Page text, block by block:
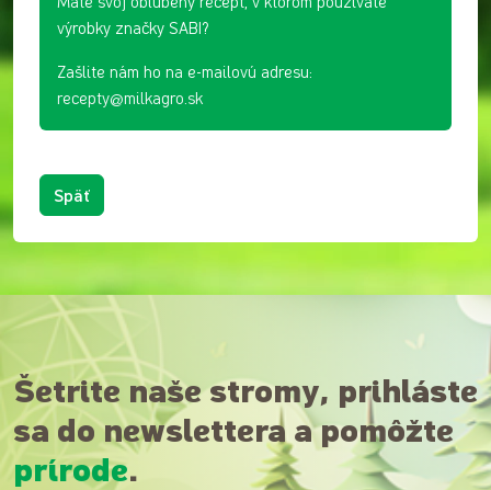
výrobky značky SABI?
Zašlite nám ho na e-mailovú adresu:
recepty@milkagro.sk
Späť
Šetrite naše stromy, prihláste
sa do newslettera a pomôžte
prírode.